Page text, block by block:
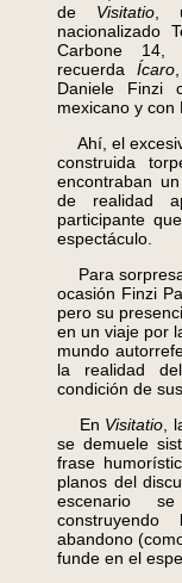
de Visitatio,
nacionalizado
Carbone 14,
recuerda Ícaro
Daniele Finzi
mexicano y con
Ahí, el
construida
encontraban
de realidad
participante
espectáculo.
Para
ocasión Finzi
pero su
en un viaje por
mundo
la realidad
condición de
En Visitatio ,
se demuele
frase
planos del
escenario
abandono
funde en el